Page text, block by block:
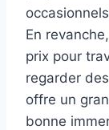
En
prix pour
regarder
offre un
bonne